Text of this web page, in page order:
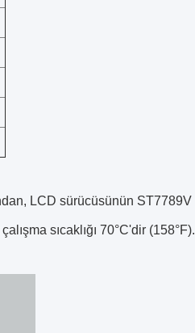
LCD sürücüsünün ST7789V
sıcaklığı 70°C'dir (158°F).